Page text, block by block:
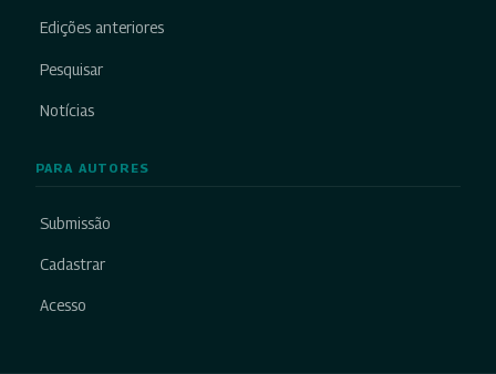
Edições anteriores
Pesquisar
Notícias
PARA AUTORES
Submissão
Cadastrar
Acesso